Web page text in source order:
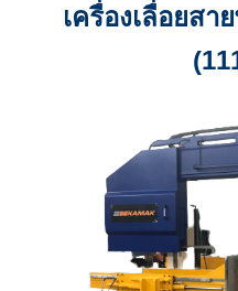
เครื่องเลื่อยส